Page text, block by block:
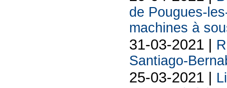
de Pougues-
machines à
31-03-2021 |
Santiago-
25-03-2021 |